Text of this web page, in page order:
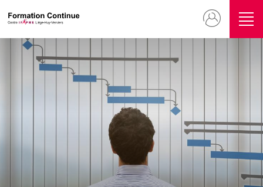
au
contenu
principal
Menu
du
Image